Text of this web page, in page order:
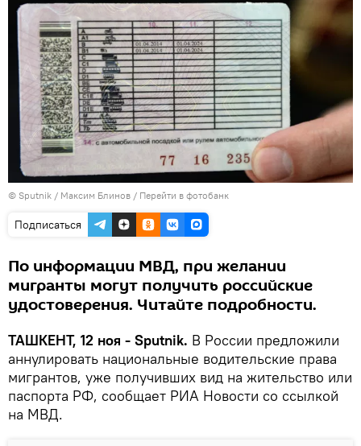
© Sputnik / Максим Блинов / Перейти в фотобанк
Подписаться
По информации МВД, при желании
мигранты могут получить российские
удостоверения. Читайте подробности.
ТАШКЕНТ, 12 ноя - Sputnik. В России предложили
аннулировать национальные водительские права
мигрантов, уже получивших вид на жительство или
паспорта РФ, сообщает РИА Новости со ссылкой
на МВД.